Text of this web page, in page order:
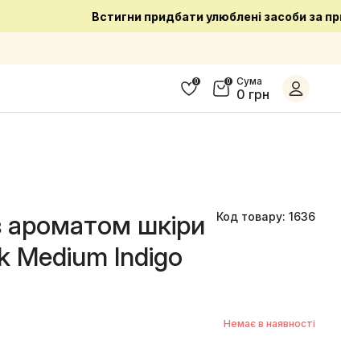
0 0 Сума
0 грн
ароматом шкіри
Medium Indigo
Код товару: 1636
Немає в наявності